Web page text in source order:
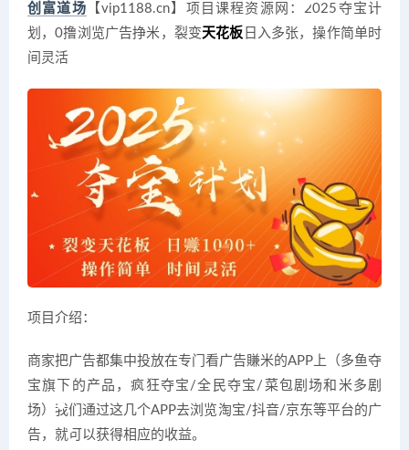
创富道场 【vip1188.cn】项目课程资源网：2025夺宝计
划，0撸浏览广告挣米，裂变天花板 日入多张，操作简单时
间灵活
项目介绍：
商家把广告都集中投放在专门看广告賺米的APP上（多鱼夺
宝旗下的产品，疯狂夺宝/全民夺宝/菜包剧场和米多剧
场）我们通过这几个APP去浏览淘宝/抖音/京东等平台的广
告，就可以获得相应的收益。